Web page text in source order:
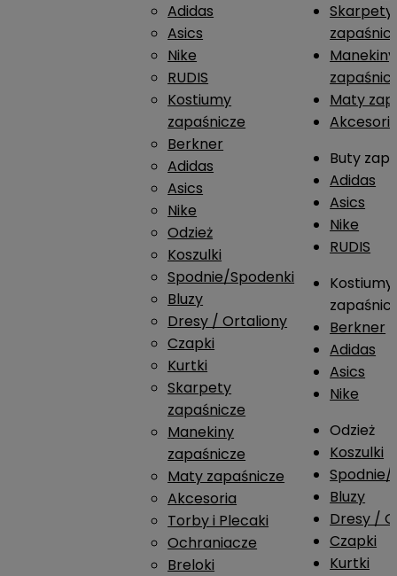
Adidas
Asics
Nike
RUDIS
Kostiumy
zapaśnicze
Berkner
Adidas
Asics
Nike
Odzież
Koszulki
Spodnie/Spodenki
Bluzy
Dresy / Ortaliony
Czapki
Kurtki
Skarpety
zapaśnicze
Manekiny
zapaśnicze
Maty zapaśnicze
Akcesoria
Torby i Plecaki
Ochraniacze
Breloki
Skarpety
Manekiny
Maty
Buty
Adidas
Asics
Nike
RUDIS
Kostiumy
Berkner
Adidas
Asics
Nike
Odzież
Koszulki
Spodnie/
Bluzy
Dresy /
Czapki
Kurtki